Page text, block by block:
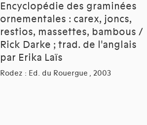
Encyclopédie des graminées
ornementales : carex, joncs,
restios, massettes, bambous /
Rick Darke ; trad. de l'anglais
par Erika Laïs
Rodez : Ed. du Rouergue , 2003